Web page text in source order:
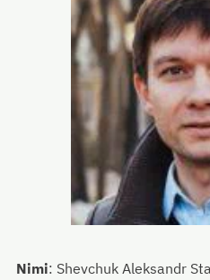
Nimi: Shevchuk Aleksandr